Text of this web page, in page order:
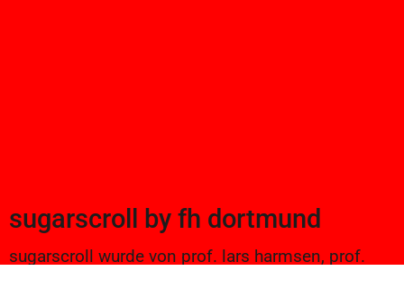
sugarscroll by fh dortmund
sugarscroll wurde von prof. lars harmsen, prof.